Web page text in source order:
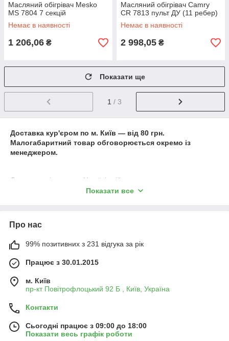
Масляний обігрівач Mesko
MS 7804 7 секцій
Немає в наявності
1 206,06 ₴
Масляний обігрівач Camry
CR 7813 пульт ДУ (11 ребер)
Немає в наявності
2 998,05 ₴
Показати ще
1 / 3
Доставка кур'єром по м. Київ ― від 80 грн.
Малогабаритний товар обговорюється окремо із
менеджером.
Доставка клієнтам по Україні здійснюється переважно
автоперевізником Нова Пошта. Зважаючи на оптимальні
Автолюксом, Укрпоштою, (увага, відправки Укрпоштою
Зі списком адрес ви можете ознайомитися:
1. Нова адреса.
https://r60267.geo.novaposhta.ua/office/nearest
3. Meest Express адреси. https://www.meest-
Показати все
Про нас
99% позитивних з 231 відгука за рік
Працює з 30.01.2015
м. Київ
пр-кт Повітрофлоцький 92 Б , Київ, Україна
Контакти
Сьогодні працює з 09:00 до 18:00
Показати весь графік роботи